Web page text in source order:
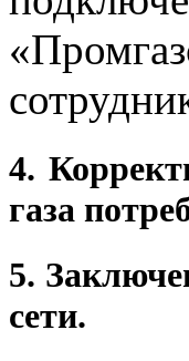
4.
газа
5.
сети.